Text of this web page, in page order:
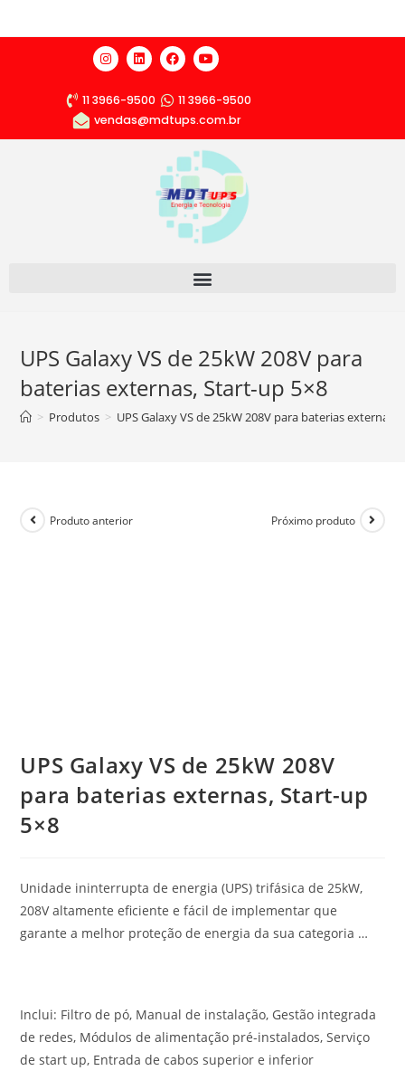
11 3966-9500
11 3966-9500
vendas@mdtups.com.br
UPS Galaxy VS de 25kW 208V para
baterias externas, Start-up 5×8
> Produtos > UPS Galaxy VS de 25kW 208V para baterias externas,
Produto anterior Próximo produto
UPS Galaxy VS de 25kW 208V
para baterias externas, Start-up
5×8
Unidade ininterrupta de energia (UPS) trifásica de 25kW,
208V altamente eficiente e fácil de implementar que
garante a melhor proteção de energia da sua categoria …
Inclui: Filtro de pó, Manual de instalação, Gestão integrada
de redes, Módulos de alimentação pré-instalados, Serviço
de start up, Entrada de cabos superior e inferior